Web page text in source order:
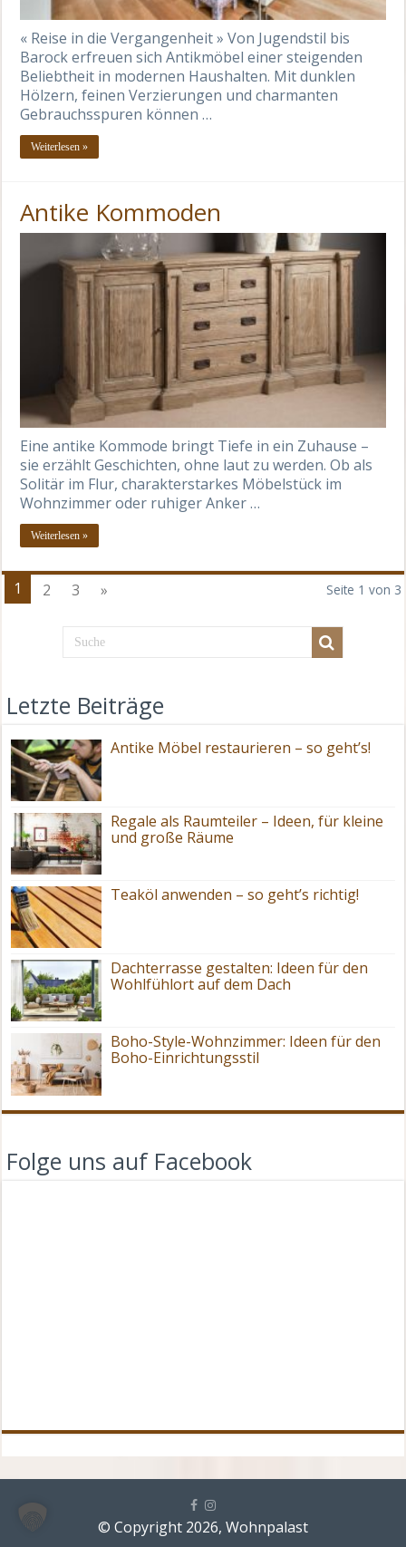
« Reise in die Vergangenheit » Von Jugendstil bis
Barock erfreuen sich Antikmöbel einer steigenden
Beliebtheit in modernen Haushalten. Mit dunklen
Hölzern, feinen Verzierungen und charmanten
Gebrauchsspuren können …
Weiterlesen »
Antike Kommoden
Eine antike Kommode bringt Tiefe in ein Zuhause –
sie erzählt Geschichten, ohne laut zu werden. Ob als
Solitär im Flur, charakterstarkes Möbelstück im
Wohnzimmer oder ruhiger Anker …
Weiterlesen »
Seite 1 von 3
1 2 3 »
Letzte Beiträge
Antike Möbel restaurieren – so geht’s!
Regale als Raumteiler – Ideen, für kleine
und große Räume
Teaköl anwenden – so geht’s richtig!
Dachterrasse gestalten: Ideen für den
Wohlfühlort auf dem Dach
Boho-Style-Wohnzimmer: Ideen für den
Boho-Einrichtungsstil
Folge uns auf Facebook
© Copyright 2026, Wohnpalast